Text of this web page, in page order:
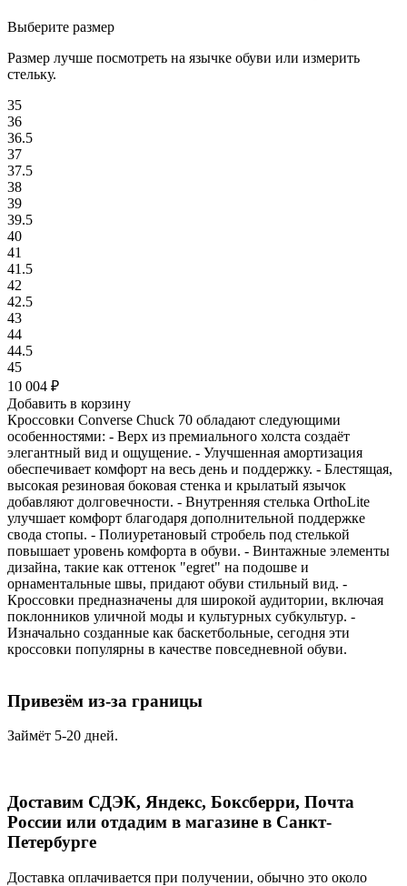
Выберите размер
Размер лучше посмотреть на язычке обуви или измерить
стельку.
35
36
36.5
37
37.5
38
39
39.5
40
41
41.5
42
42.5
43
44
44.5
45
10 004 ₽
Добавить в корзину
Кроссовки Converse Chuck 70 обладают следующими
особенностями: - Верх из премиального холста создаёт
элегантный вид и ощущение. - Улучшенная амортизация
обеспечивает комфорт на весь день и поддержку. - Блестящая,
высокая резиновая боковая стенка и крылатый язычок
добавляют долговечности. - Внутренняя стелька OrthoLite
улучшает комфорт благодаря дополнительной поддержке
свода стопы. - Полиуретановый стробель под стелькой
повышает уровень комфорта в обуви. - Винтажные элементы
дизайна, такие как оттенок "egret" на подошве и
орнаментальные швы, придают обуви стильный вид. -
Кроссовки предназначены для широкой аудитории, включая
поклонников уличной моды и культурных субкультур. -
Изначально созданные как баскетбольные, сегодня эти
кроссовки популярны в качестве повседневной обуви.
Привезём из-за границы
Займёт 5-20 дней.
Доставим СДЭК, Яндекс, Боксберри, Почта
России или отдадим в магазине в Санкт-
Петербурге
Доставка оплачивается при получении, обычно это около